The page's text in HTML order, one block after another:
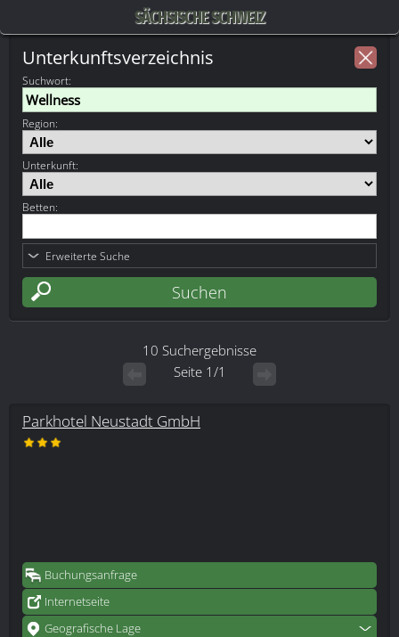
SÄCHSISCHE SCHWEIZ
Unterkunftsverzeichnis
Suchwort:
Region:
Unterkunft:
Betten:
Erweiterte Suche
10 Suchergebnisse
Seite 1/1
Parkhotel Neustadt GmbH
Buchungsanfrage
Internetseite
Geografische Lage